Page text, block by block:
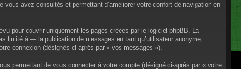
avez consultés et permettant d’améliorer votre confort de navigation en
pour couvrir uniquement les pages créées par le logiciel phpBB. La
limité à — la publication de messages en tant qu’utilisateur anonyme,
connexion (désignés ci-après par « vos messages »).
permettant de vous connecter à votre compte (désigné ci-après par « votre